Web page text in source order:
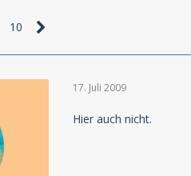
10
17. Juli 2009
Hier auch nicht.